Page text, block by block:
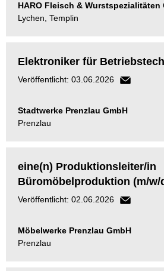
HARO Fleisch & Wurstspezialitäten
Lychen, Templin
Elektroniker für
Veröffentlicht: 03.06.2026
Stadtwerke Prenzlau GmbH
Prenzlau
eine(n) Produktionsleiter/in
Büromöbelproduktion (m/w/
Veröffentlicht: 02.06.2026
Möbelwerke Prenzlau GmbH
Prenzlau